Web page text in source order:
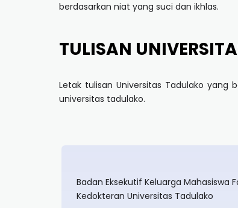
berdasarkan niat yang suci dan ikhlas.
TULISAN
Letak tulisan Universitas Tadulako yang
universitas tadulako.
Badan Eksekutif Keluarga Mahasiswa
Kedokteran Universitas Tadulako